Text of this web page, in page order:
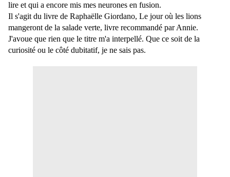
lire et qui a encore mis mes neurones en fusion.
Il s'agit du livre de Raphaëlle Giordano, Le jour où les lions
mangeront de la salade verte, livre recommandé par Annie.
J'avoue que rien que le titre m'a interpellé. Que ce soit de la
curiosité ou le côté dubitatif, je ne sais pas.